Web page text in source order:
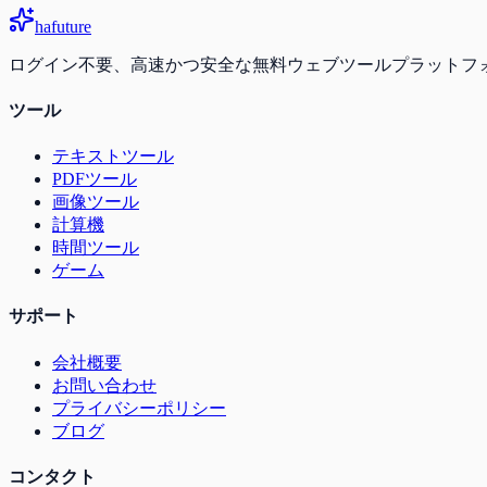
hafuture
ログイン不要、高速かつ安全な無料ウェブツールプラットフ
ツール
テキストツール
PDFツール
画像ツール
計算機
時間ツール
ゲーム
サポート
会社概要
お問い合わせ
プライバシーポリシー
ブログ
コンタクト